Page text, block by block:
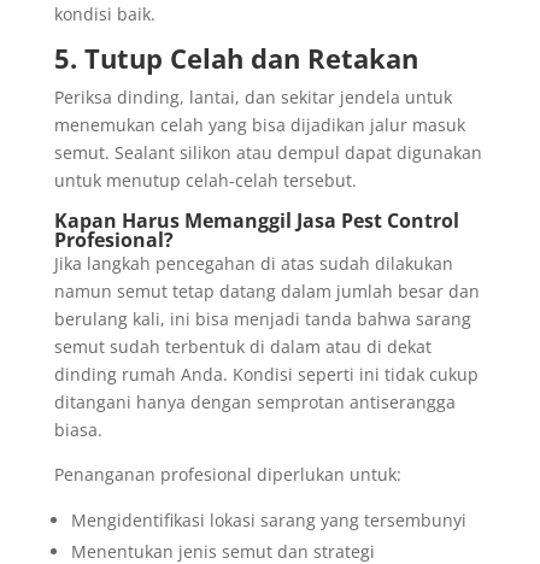
kondisi baik.
5. Tutup Celah dan Retakan
Periksa dinding, lantai, dan sekitar jendela untuk
menemukan celah yang bisa dijadikan jalur masuk
semut. Sealant silikon atau dempul dapat digunakan
untuk menutup celah-celah tersebut.
Kapan Harus Memanggil Jasa Pest Control
Profesional?
Jika langkah pencegahan di atas sudah dilakukan
namun semut tetap datang dalam jumlah besar dan
berulang kali, ini bisa menjadi tanda bahwa sarang
semut sudah terbentuk di dalam atau di dekat
dinding rumah Anda. Kondisi seperti ini tidak cukup
ditangani hanya dengan semprotan antiserangga
biasa.
Penanganan profesional diperlukan untuk:
Mengidentifikasi lokasi sarang yang tersembunyi
Menentukan jenis semut dan strategi